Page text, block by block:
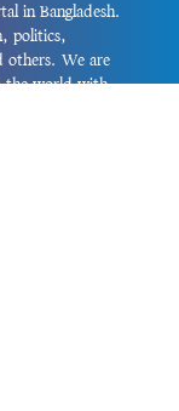
in Bangladesh.
politics,
others. We are
the world with